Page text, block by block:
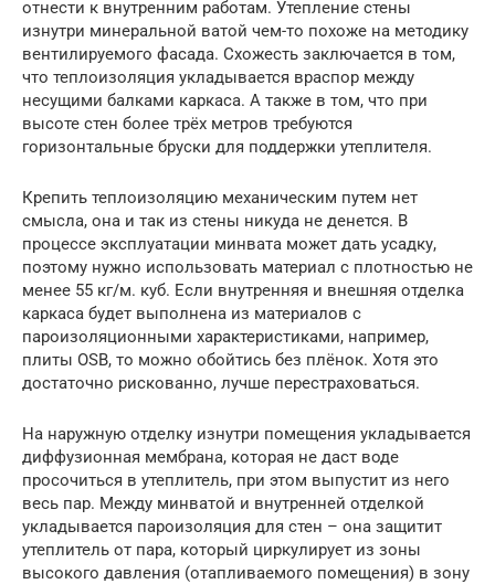
отнести к внутренним работам. Утепление стены
изнутри минеральной ватой чем-то похоже на методику
вентилируемого фасада. Схожесть заключается в том,
что теплоизоляция укладывается враспор между
несущими балками каркаса. А также в том, что при
высоте стен более трёх метров требуются
горизонтальные бруски для поддержки утеплителя.
Крепить теплоизоляцию механическим путем нет
смысла, она и так из стены никуда не денется. В
процессе эксплуатации минвата может дать усадку,
поэтому нужно использовать материал с плотностью не
менее 55 кг/м. куб. Если внутренняя и внешняя отделка
каркаса будет выполнена из материалов с
пароизоляционными характеристиками, например,
плиты OSB, то можно обойтись без плёнок. Хотя это
достаточно рискованно, лучше перестраховаться.
На наружную отделку изнутри помещения укладывается
диффузионная мембрана, которая не даст воде
просочиться в утеплитель, при этом выпустит из него
весь пар. Между минватой и внутренней отделкой
укладывается пароизоляция для стен – она защитит
утеплитель от пара, который циркулирует из зоны
высокого давления (отапливаемого помещения) в зону